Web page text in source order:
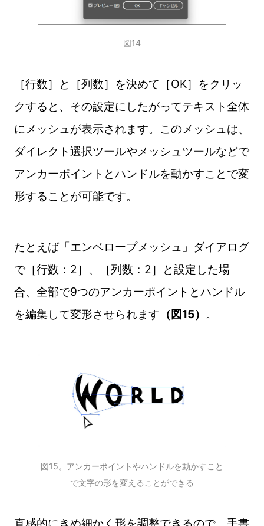
図14
［行数］と［列数］を決めて［OK］をクリッ
クすると、その設定にしたがってテキスト全体
にメッシュが表示されます。このメッシュは、
ダイレクト選択ツールやメッシュツールなどで
アンカーポイントとハンドルを動かすことで変
形することが可能です。
たとえば「エンベロープメッシュ」ダイアログ
で［行数：2］、［列数：2］と設定した場
合、全部で9つのアンカーポイントとハンドル
を編集して変形させられます （図15） 。
図15。アンカーポイントやハンドルを動かすこと
で文字の形を変えることができる